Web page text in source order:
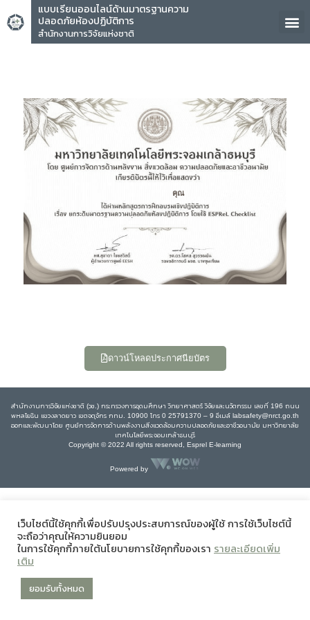
แบบเรียนออนไลน์ด้านมาตรฐานความ
ปลอดภัยห้องปฏิบัติการ
สำนักงานการวิจัยแห่งชาติ
คุณ
ดาวน์โหลดประกาศนียบัตร
สำนักงานการวิจัยแห่งชาติ (วช.) กระทรวงการอุดมศึกษา วิทยาศาสตร์ วิจัยและนวัตกรรม เลขที่ 196 ถนน
พหลโยธิน แขวงลาดยาว เขตจตุจักร กทม. 10900 โทร 0 25791370 – 9 อีเมล์ labsafety@nrct.go.th
ออกและพัฒนาโดย ศูนย์การจัดการด้านพลังงานสิ่งแวดล้อมความปลอดภัยและอาชีวอนามัย มหาวิทยาลัย
เทคโนโลยีพระจอมเกล้าธนบุรี
Copyright © 2022 All rights reserved, Esprel E-learning
Powered by
เว็บไซต์นี้ใช้คุกกี้เพื่อปรับปรุงประสบการณ์ของผู้ใช้ การใช้เว็บไซต์นี้
จะถือว่าคุณให้ความยินยอม
ในการใช้คุกกี้ภายใต้นโยบายการใช้คุกกี้ของเรา รายละเอียดเพิ่ม
เติม
ยอมรับทั้งหมด